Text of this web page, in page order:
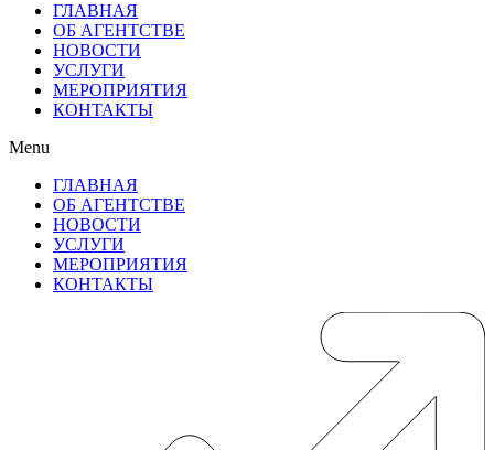
ГЛАВНАЯ
ОБ АГЕНТСТВЕ
НОВОСТИ
УСЛУГИ
МЕРОПРИЯТИЯ
КОНТАКТЫ
Menu
ГЛАВНАЯ
ОБ АГЕНТСТВЕ
НОВОСТИ
УСЛУГИ
МЕРОПРИЯТИЯ
КОНТАКТЫ